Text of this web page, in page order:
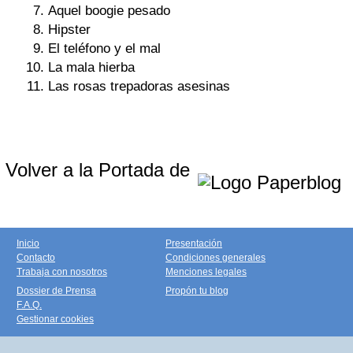
Aquel boogie pesado
Hipster
El teléfono y el mal
La mala hierba
Las rosas trepadoras asesinas
Volver a la Portada de
Inicio
Contacto
Trabaja con nosotros
Presentación
Condiciones generales
Menciones legales
Dossier de Prensa
F.A.Q.
Gestionar cookies
Propón tu blog